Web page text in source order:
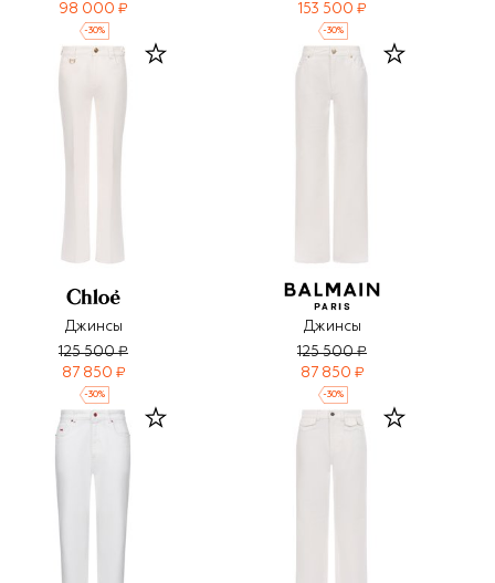
98 000 ₽
-30%
153 500 ₽
-30%
Джинсы
125 500 ₽
87 850 ₽
-30%
Джинсы
125 500 ₽
87 850 ₽
-30%